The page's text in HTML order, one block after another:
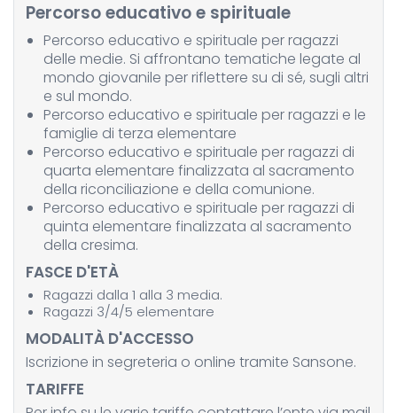
Percorso educativo e spirituale
Percorso educativo e spirituale per ragazzi
delle medie. Si affrontano tematiche legate al
mondo giovanile per riflettere su di sé, sugli altri
e sul mondo.
Percorso educativo e spirituale per ragazzi e le
famiglie di terza elementare
Percorso educativo e spirituale per ragazzi di
quarta elementare finalizzata al sacramento
della riconciliazione e della comunione.
Percorso educativo e spirituale per ragazzi di
quinta elementare finalizzata al sacramento
della cresima.
FASCE D'ETÀ
Ragazzi dalla 1 alla 3 media.
Ragazzi 3/4/5 elementare
MODALITÀ D'ACCESSO
Iscrizione in segreteria o online tramite Sansone.
TARIFFE